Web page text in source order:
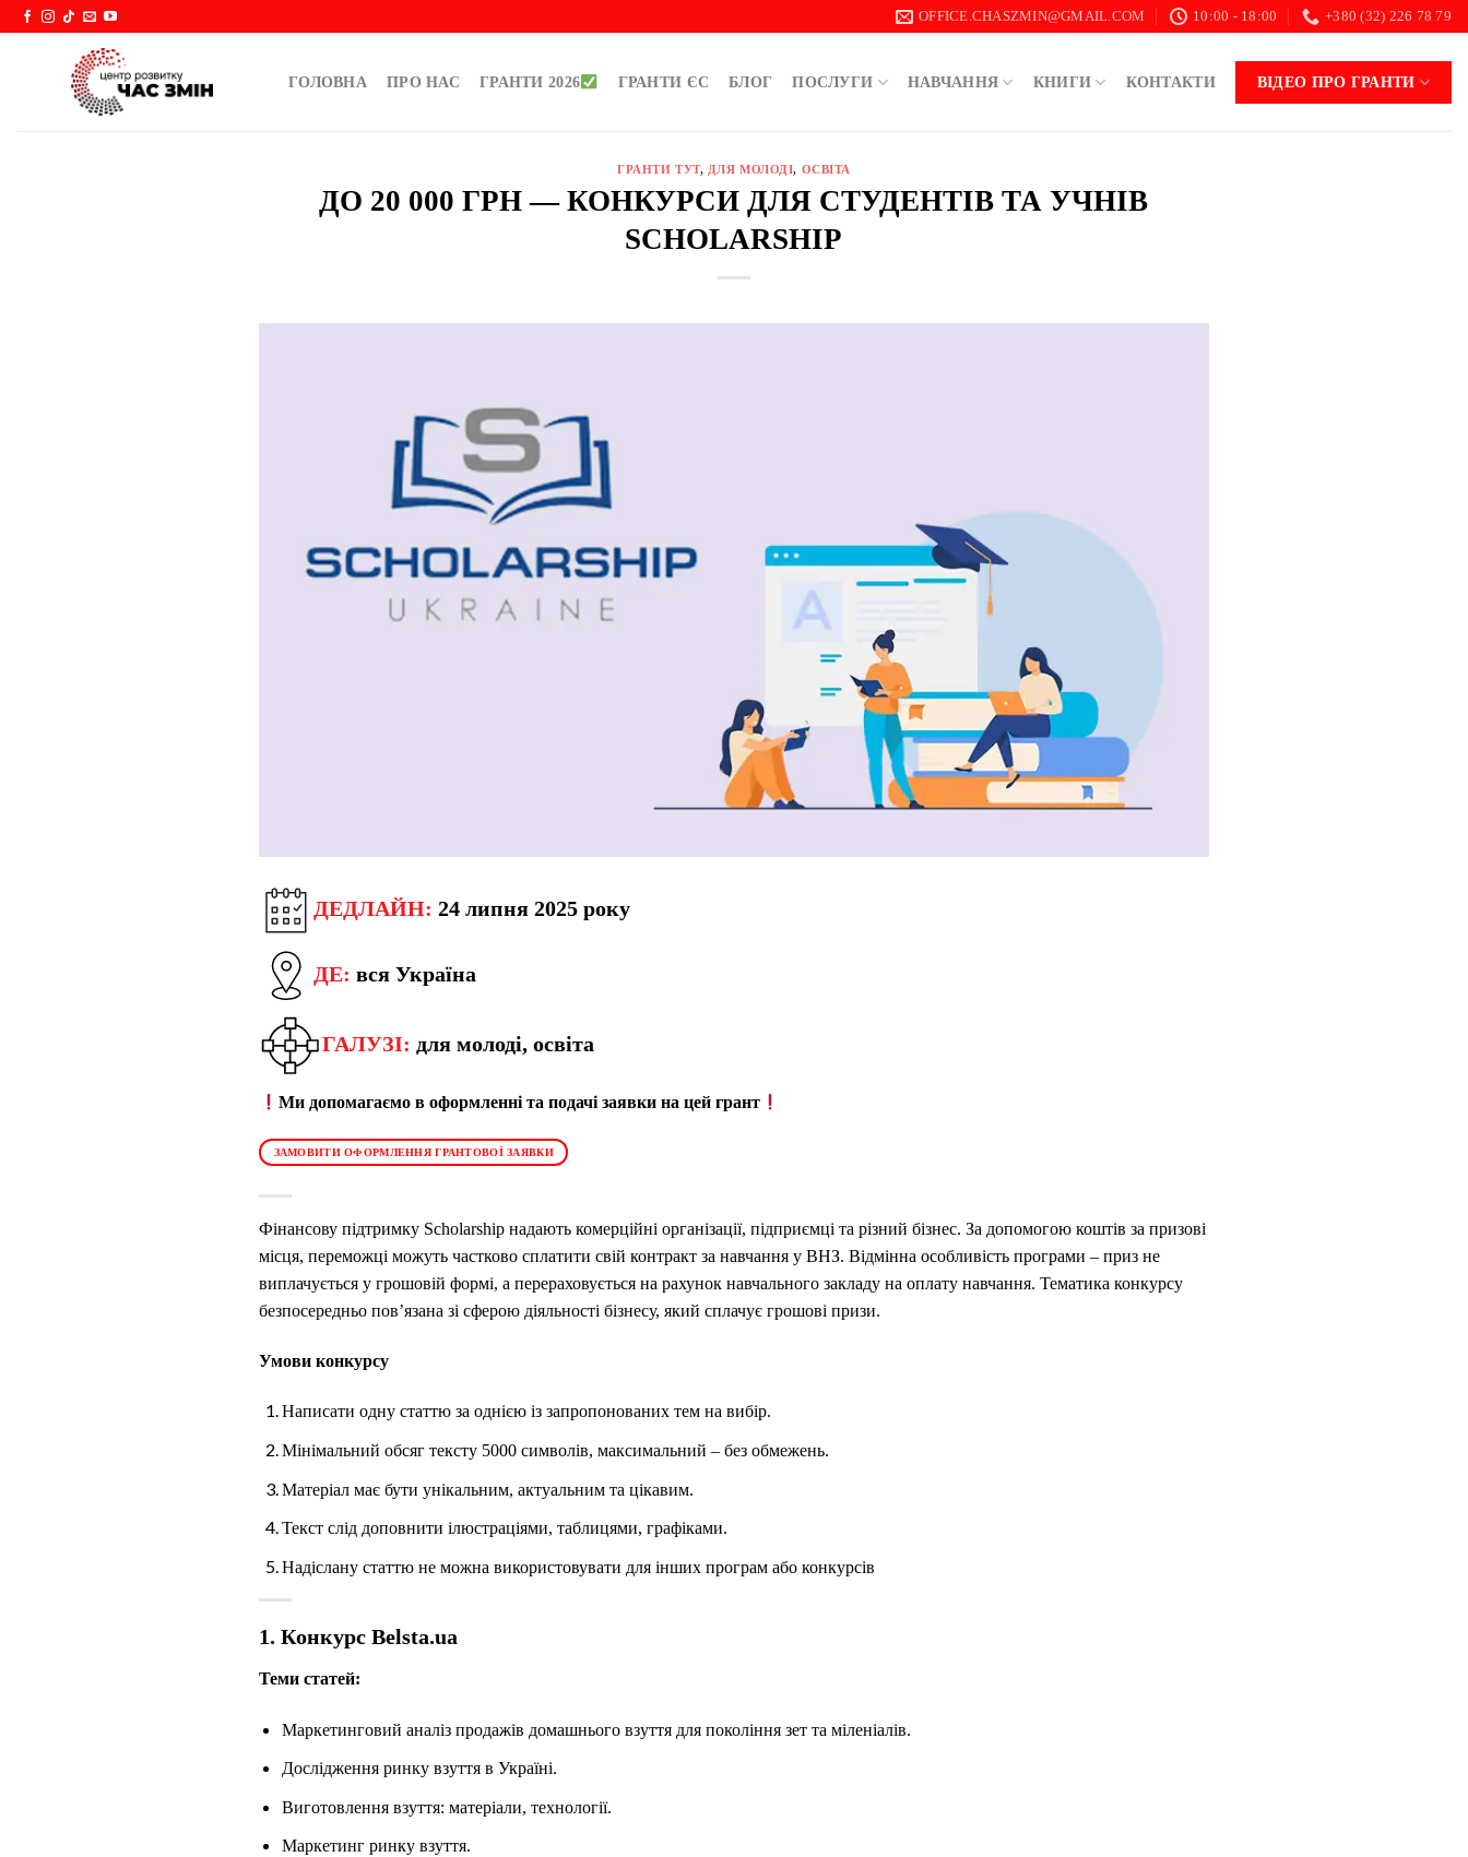
Skip
OFFICE.CHASZMIN@GMAIL.COM 10:00 - 18:00 +380 (32) 226 78 79
ГОЛОВНА ПРО НАС ГРАНТИ 2026 ГРАНТИ ЄС БЛОГ ПОСЛУГИ НАВЧАННЯ КНИГИ КОНТАКТИ ВІДЕО ПРО ГРАНТИ
ГРАНТИ ТУТ, ДЛЯ МОЛОДІ, ОСВІТА
ДО 20 000 ГРН — КОНКУРСИ ДЛЯ СТУДЕНТІВ ТА УЧНІВ
SCHOLARSHIP
ДЕДЛАЙН: 24 липня 2025 року
ДЕ: вся Україна
ГАЛУЗІ: для молоді, освіта
Ми допомагаємо в оформленні та подачі заявки на цей грант
ЗАМОВИТИ ОФОРМЛЕННЯ ГРАНТОВОЇ ЗАЯВКИ
Фінансову підтримку Scholarship надають комерційні організації, підприємці та різний бізнес. За допомогою коштів за призові
місця, переможці можуть частково сплатити свій контракт за навчання у ВНЗ. Відмінна особливість програми – приз не
виплачується у грошовій формі, а перераховується на рахунок навчального закладу на оплату навчання. Тематика конкурсу
безпосередньо пов’язана зі сферою діяльності бізнесу, який сплачує грошові призи.
Умови конкурсу
Написати одну статтю за однією із запропонованих тем на вибір.
Мінімальний обсяг тексту 5000 символів, максимальний – без обмежень.
Матеріал має бути унікальним, актуальним та цікавим.
Текст слід доповнити ілюстраціями, таблицями, графіками.
Надіслану статтю не можна використовувати для інших програм або конкурсів
1. Конкурс Belsta.ua
Теми статей:
Маркетинговий аналіз продажів домашнього взуття для покоління зет та міленіалів.
Дослідження ринку взуття в Україні.
Виготовлення взуття: матеріали, технології.
Маркетинг ринку взуття.